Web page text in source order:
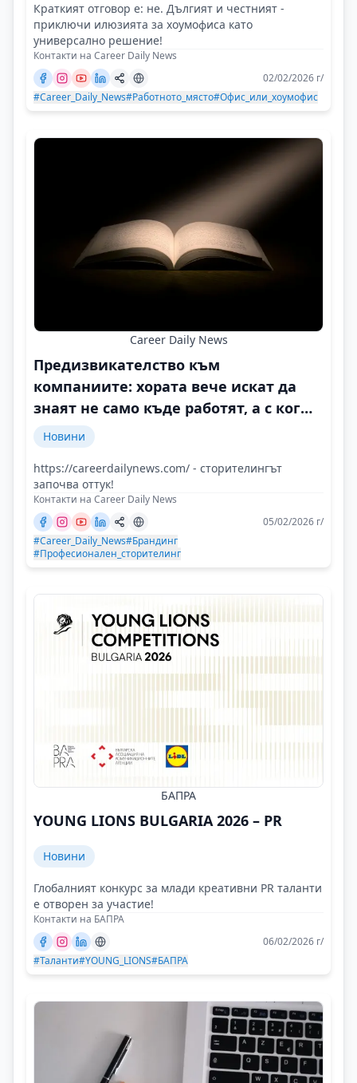
Краткият отговор е: не. Дългият и честният -
приключи илюзията за хоумофиса като
универсално решение!
Контакти на Career Daily News
02/02/2026 г/
#Career_Daily_News#Работното_място#Офис_или_хоумофис
Career Daily News
Предизвикателство към
компаниите: хората вече искат да
знаят не само къде работят, а с кого
и защо
Новини
https://careerdailynews.com/ - сторителингът
започва оттук!
Контакти на Career Daily News
05/02/2026 г/
#Career_Daily_News#Брандинг
#Професионален_сторителинг
БАПРА
YOUNG LIONS BULGARIA 2026 – PR
Новини
Глобалният конкурс за млади креативни PR таланти
е отворен за участие!
Контакти на БАПРА
06/02/2026 г/
#Таланти#YOUNG_LIONS#БАПРА